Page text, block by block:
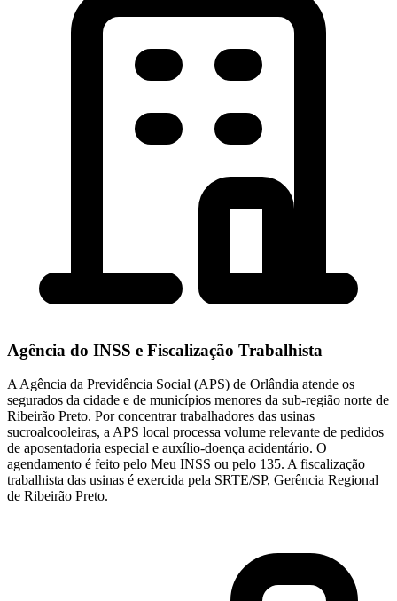
Agência do INSS e Fiscalização Trabalhista
A Agência da Previdência Social (APS) de Orlândia atende os
segurados da cidade e de municípios menores da sub-região norte de
Ribeirão Preto. Por concentrar trabalhadores das usinas
sucroalcooleiras, a APS local processa volume relevante de pedidos
de aposentadoria especial e auxílio-doença acidentário. O
agendamento é feito pelo Meu INSS ou pelo 135. A fiscalização
trabalhista das usinas é exercida pela SRTE/SP, Gerência Regional
de Ribeirão Preto.